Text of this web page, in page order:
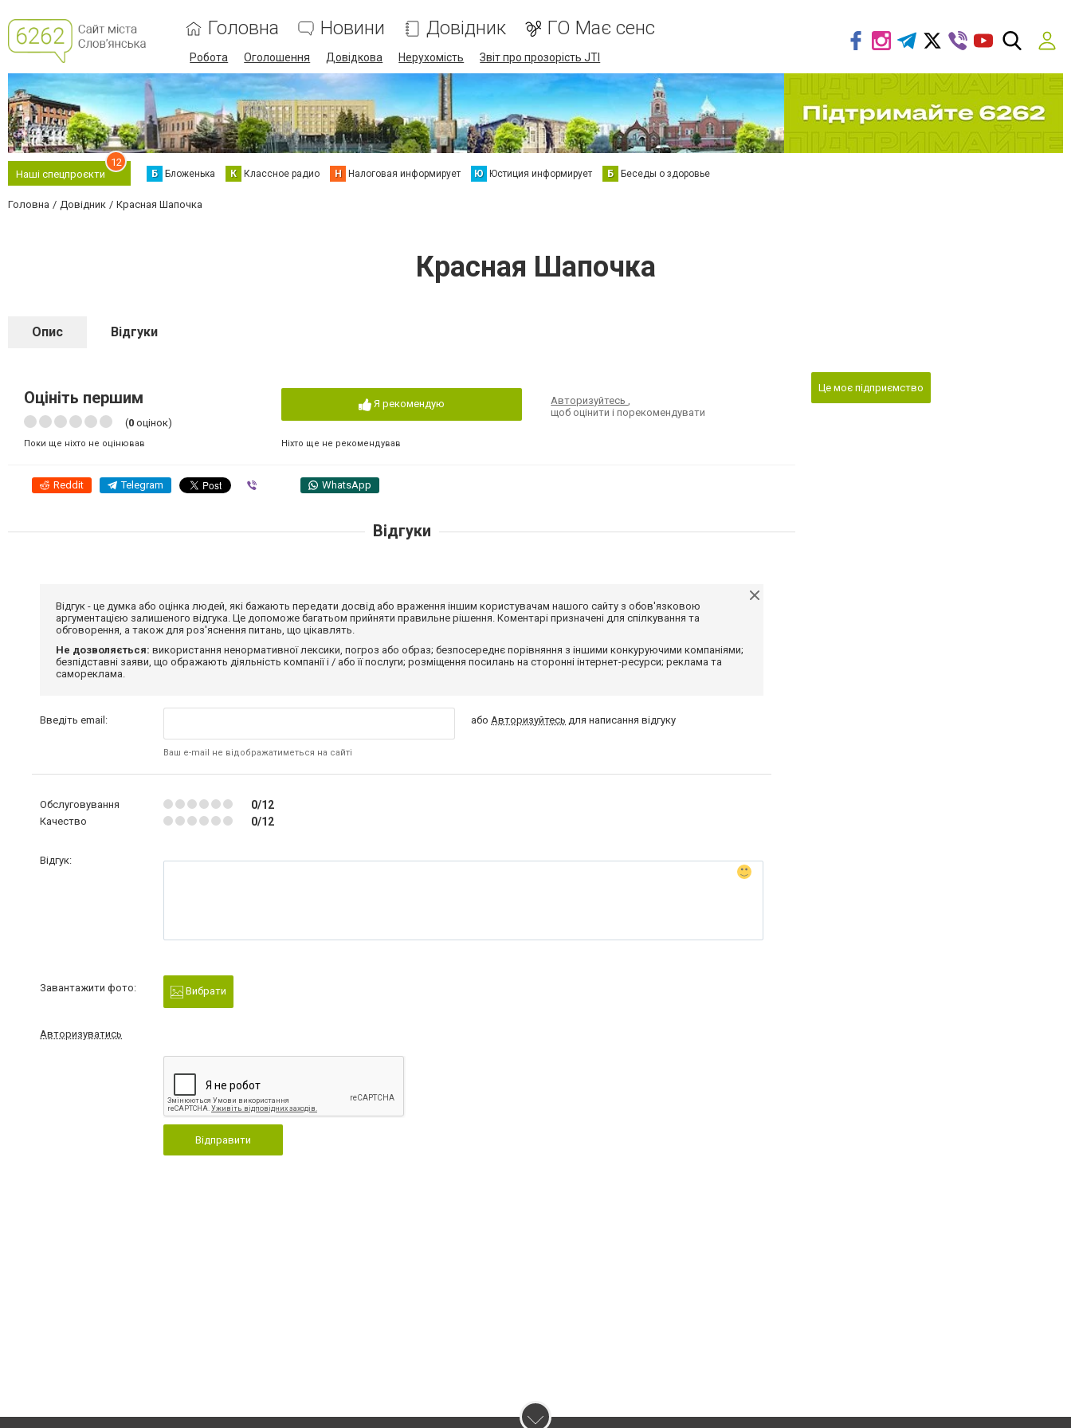
Головна Новини Довідник ГО Має сенс
Робота Оголошення Довідкова Нерухомість Звіт про прозорість JTI
Наші спецпроєкти
12
Б Бложенька К Классное радио Н Налоговая информирует Ю Юстиция информирует Б Беседы о здоровье
Головна Довідник Красная Шапочка
Красная Шапочка
Опис Відгуки
Оцініть першим
(0 оцінок)
Поки ще ніхто не оцінював
Я рекомендую
Ніхто ще не рекомендував
Авторизуйтесь,
щоб оцінити і порекомендувати
Reddit Telegram WhatsApp
Це моє підприємство
Відгуки
Відгук - це думка або оцінка людей, які бажають передати досвід або враження іншим користувачам нашого сайту з обов'язковою
аргументацією залишеного відгука. Це допоможе багатьом прийняти правильне рішення. Коментарі призначені для спілкування та
обговорення, а також для роз'яснення питань, що цікавлять.
Не дозволяється: використання ненормативної лексики, погроз або образ; безпосереднє порівняння з іншими конкуруючими компаніями;
безпідставні заяви, що ображають діяльність компанії і / або її послуги; розміщення посилань на сторонні інтернет-ресурси; реклама та
самореклама.
Введіть email:
Ваш e-mail не відображатиметься на сайті
абоАвторизуйтесь для написання відгуку
Обслуговування 0/12
Качество 0/12
Відгук:
Завантажити фото: Вибрати
Авторизуватись
Відправити